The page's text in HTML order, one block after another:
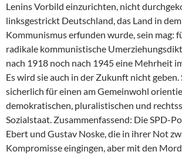
Lenins Vorbild einzurichten, nicht
linksgestrickt Deutschland, das Land in
Kommunismus erfunden wurde, sein mag:
radikale kommunistische
nach 1918 noch nach 1945 eine Mehrheit
Es wird sie auch in der Zukunft nicht geben.
sicherlich für einen am Gemeinwohl
demokratischen, pluralistischen und
Sozialstaat. Zusammenfassend: Die SPD-
Ebert und Gustav Noske, die in ihrer Not
Kompromisse eingingen, aber mit den